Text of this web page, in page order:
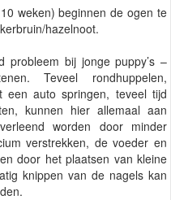
weken) beginnen de ogen te
hazelnoot.
probleem bij jonge puppy’s –
Teveel rondhuppelen,
auto springen, teveel tijd
kunnen hier allemaal aan
worden door minder
verstrekken, de voeder en
door het plaatsen van kleine
knippen van de nagels kan